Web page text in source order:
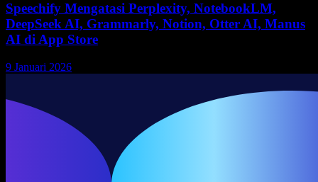
Speechify Mengatasi Perplexity, NotebookLM,
DeepSeek AI, Grammarly, Notion, Otter AI, Manus
AI di App Store
9 Januari 2026